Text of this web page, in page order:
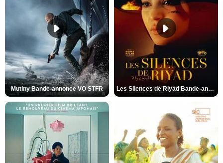
Mutiny Bande-annonce VO STFR Les Silences de Riyad Bande-annonce VO STFR